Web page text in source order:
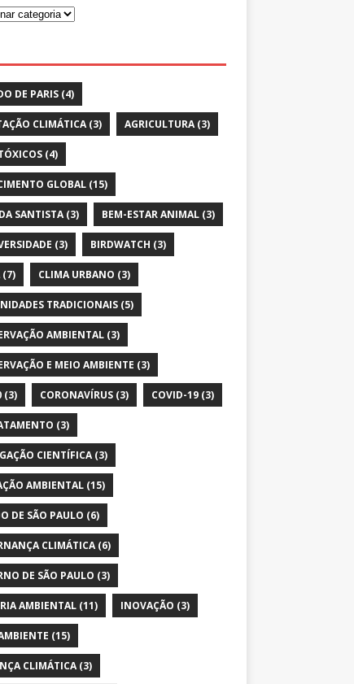
DE PARIS(4)
CLIMÁTICA(3) AGRICULTURA(3)
(4)
GLOBAL(15)
SANTISTA(3) BEM-ESTAR ANIMAL(3)
(3) BIRDWATCH (3)
(7) CLIMA URBANO (3)
TRADICIONAIS(5)
AMBIENTAL(3)
E MEIO AMBIENTE (3)
(3) CORONAVÍRUS(3) COVID-19(3)
(3)
CIENTÍFICA(3)
AMBIENTAL(15)
DE SÃO PAULO (6)
CLIMÁTICA(6)
DE SÃO PAULO (3)
AMBIENTAL(11) INOVAÇÃO (3)
(15)
CLIMÁTICA(3)